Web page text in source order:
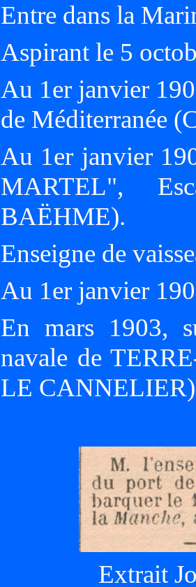
Entre dans la
Aspirant le 5
Au 1er janvier
de Méditerranée
Au 1er janvier
MARTEL",
BAËHME).
Enseigne de
Au 1er janvier
En mars 1903,
navale de
LE
Extrait